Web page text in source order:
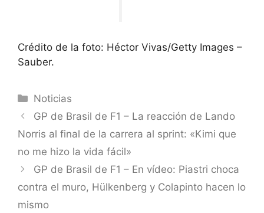
Crédito de la foto: Héctor Vivas/Getty Images –
Sauber.
Categorías
Noticias
GP de Brasil de F1 – La reacción de Lando
Norris al final de la carrera al sprint: «Kimi que
no me hizo la vida fácil»
GP de Brasil de F1 – En vídeo: Piastri choca
contra el muro, Hülkenberg y Colapinto hacen lo
mismo